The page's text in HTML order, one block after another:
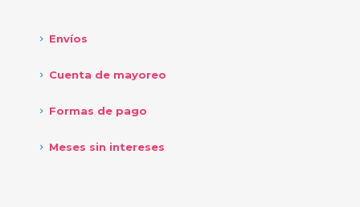
Envíos
Cuenta de mayoreo
Formas de pago
Meses sin intereses